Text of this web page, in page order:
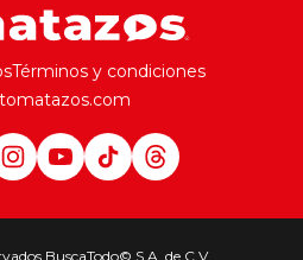
Términos y condiciones
BuscaTodo© S.A. de C.V.